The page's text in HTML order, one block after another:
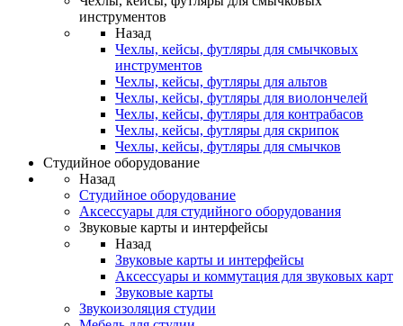
инструментов
Назад
Чехлы, кейсы, футляры для смычковых
инструментов
Чехлы, кейсы, футляры для альтов
Чехлы, кейсы, футляры для виолончелей
Чехлы, кейсы, футляры для контрабасов
Чехлы, кейсы, футляры для скрипок
Чехлы, кейсы, футляры для смычков
Студийное оборудование
Назад
Студийное оборудование
Аксессуары для студийного оборудования
Звуковые карты и интерфейсы
Назад
Звуковые карты и интерфейсы
Аксессуары и коммутация для звуковых карт
Звуковые карты
Звукоизоляция студии